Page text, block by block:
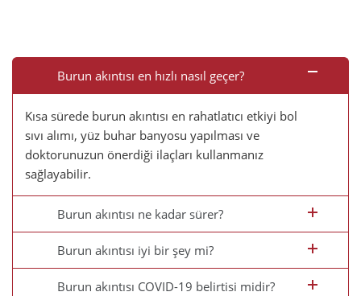
Burun akıntısı en hızlı nasıl geçer?
Kısa sürede burun akıntısı en rahatlatıcı etkiyi bol
sıvı alımı, yüz buhar banyosu yapılması ve
doktorunuzun önerdiği ilaçları kullanmanız
sağlayabilir.
Burun akıntısı ne kadar sürer?
Burun akıntısı iyi bir şey mi?
Burun akıntısı COVID-19 belirtisi midir?